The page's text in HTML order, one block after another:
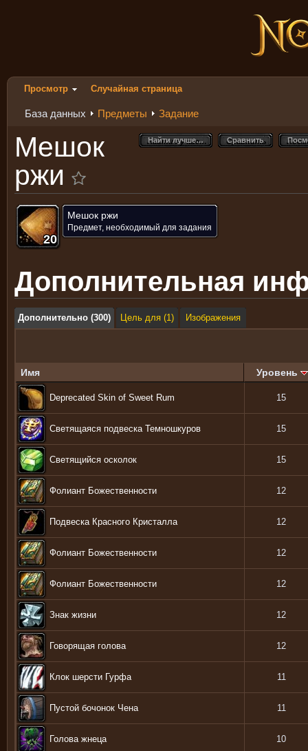
Просмотр Случайная страница
База данных Предметы Задание
Сравнить
Сравнить
Найти лучше…
Найти лучше…
Мешок
ржи
20
20
20
20
20
20
20
20
20
Мешок ржи
Предмет, необходимый для задания
Дополнительная
Дополнительно (300) Цель для (1) Изображения
Имя Уровень
Deprecated Skin of Sweet Rum 15
Светящаяся подвеска Темношкуров 15
Светящийся осколок 15
Фолиант Божественности 12
Подвеска Красного Кристалла 12
Фолиант Божественности 12
Фолиант Божественности 12
Знак жизни 12
Говорящая голова 12
Клок шерсти Гурфа 11
Пустой бочонок Чена 11
Голова жнеца 10